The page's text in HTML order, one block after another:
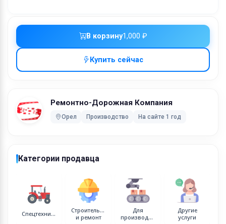
В корзину1,000 ₽
Купить сейчас
Ремонтно-Дорожная Компания
Орел Производство На сайте 1 год
Категории продавца
Спецтехника
Строительство
и ремонт
Для
производства
Другие
услуги